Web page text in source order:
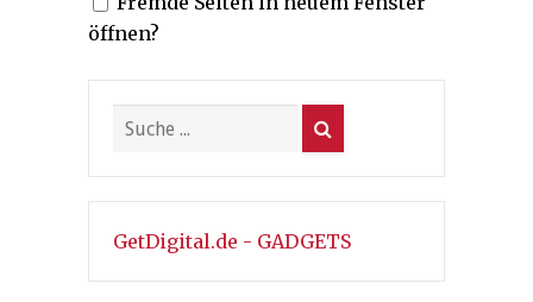
Beiträge
öffnen?
GetDigital.de - GADGETS